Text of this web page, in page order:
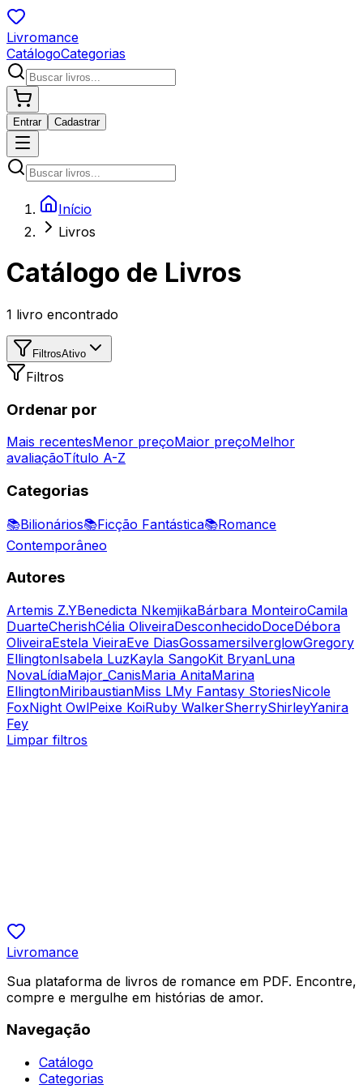
Livromance
CatálogoCategorias
Entrar Cadastrar
Início
Livros
Catálogo de Livros
1 livro encontrado
FiltrosAtivo
Filtros
Ordenar por
Mais recentesMenor preçoMaior preçoMelhor
avaliaçãoTítulo A-Z
Categorias
📚Bilionários📚Ficção Fantástica📚Romance
Contemporâneo
Autores
Artemis Z.YBenedicta NkemjikaBárbara MonteiroCamila
DuarteCherishCélia OliveiraDesconhecidoDoceDébora
OliveiraEstela VieiraEve DiasGossamersilverglowGregory
EllingtonIsabela LuzKayla SangoKit BryanLuna
NovaLídiaMajor_CanisMaria AnitaMarina
EllingtonMiribaustianMiss LMy Fantasy StoriesNicole
FoxNight OwlPeixe KoiRuby WalkerSherryShirleyYanira
Fey
Limpar filtros
Livromance
Sua plataforma de livros de romance em PDF. Encontre,
compre e mergulhe em histórias de amor.
Navegação
Catálogo
Categorias